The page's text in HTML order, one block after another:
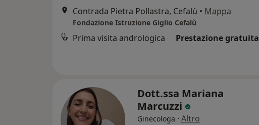
Contrada Pietra Pollastra, Cefalù • Mappa
Fondazione Istruzione Giglio Cefalù
Prima visita andrologica Prestazione gratuita
Dott.ssa Mariana
Marcuzzi
Ginecologa · Altro